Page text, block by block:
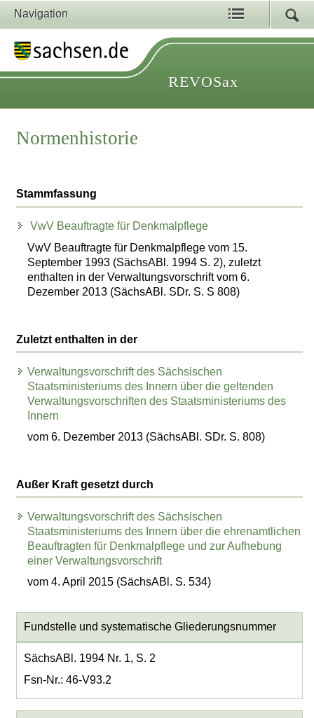
Navigation
REVOSax
Normenhistorie
Stammfassung
VwV Beauftragte für Denkmalpflege
VwV Beauftragte für Denkmalpflege vom 15.
September 1993 (SächsABl. 1994 S. 2), zuletzt
enthalten in der Verwaltungsvorschrift vom 6.
Dezember 2013 (SächsABl. SDr. S. S 808)
Zuletzt enthalten in der
Verwaltungsvorschrift des Sächsischen
Staatsministeriums des Innern über die geltenden
Verwaltungsvorschriften des Staatsministeriums des
Innern
vom 6. Dezember 2013 (SächsABl. SDr. S. 808)
Außer Kraft gesetzt durch
Verwaltungsvorschrift des Sächsischen
Staatsministeriums des Innern über die ehrenamtlichen
Beauftragten für Denkmalpflege und zur Aufhebung
einer Verwaltungsvorschrift
vom 4. April 2015 (SächsABl. S. 534)
Fundstelle und systematische Gliederungsnummer
SächsABl. 1994 Nr. 1, S. 2
Fsn-Nr.: 46-V93.2